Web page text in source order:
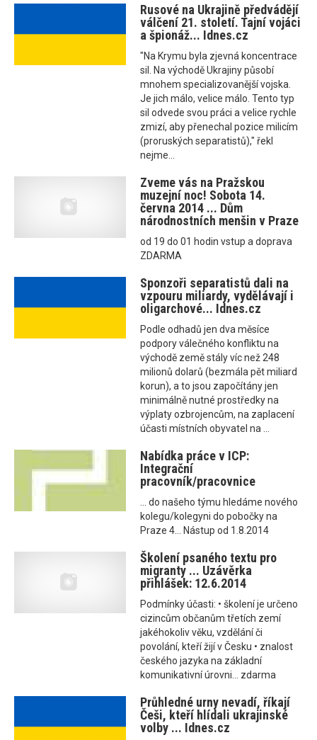
Rusové na Ukrajině předvádějí
válčení 21. století. Tajní vojáci
a špionáž... Idnes.cz
"Na Krymu byla zjevná koncentrace
sil. Na východě Ukrajiny působí
mnohem specializovanější vojska.
Je jich málo, velice málo. Tento typ
sil odvede svou práci a velice rychle
zmizí, aby přenechal pozice milicím
(proruských separatistů)," řekl
nejme...
Zveme vás na Pražskou
muzejní noc! Sobota 14.
června 2014 ... Dům
národnostních menšin v Praze
od 19 do 01 hodin vstup a doprava
ZDARMA
Sponzoři separatistů dali na
vzpouru miliardy, vydělávají i
oligarchové... Idnes.cz
Podle odhadů jen dva měsíce
podpory válečného konfliktu na
východě země stály víc než 248
milionů dolarů (bezmála pět miliard
korun), a to jsou započítány jen
minimálně nutné prostředky na
výplaty ozbrojencům, na zaplacení
účasti místních obyvatel na ...
Nabídka práce v ICP:
Integrační
pracovník/pracovnice
... do našeho týmu hledáme nového
kolegu/kolegyni do pobočky na
Praze 4... Nástup od 1.8.2014
Školení psaného textu pro
migranty ... Uzávěrka
přihlášek: 12.6.2014
Podmínky účasti: • školení je určeno
cizincům občanům třetích zemí
jakéhokoliv věku, vzdělání či
povolání, kteří žijí v Česku • znalost
českého jazyka na základní
komunikativní úrovni... zdarma
Průhledné urny nevadí, říkají
Češi, kteří hlídali ukrajinské
volby ... Idnes.cz